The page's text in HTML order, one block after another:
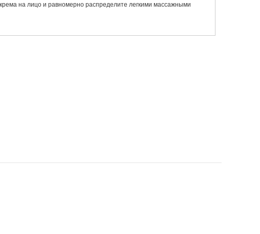
на лицо и равномерно распределите легкими массажными